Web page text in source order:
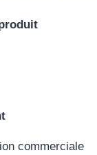
commerciale